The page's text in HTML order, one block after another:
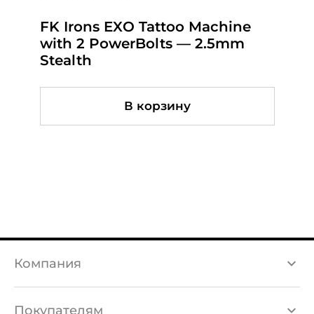
FK Irons EXO Tattoo Machine
with 2 PowerBolts — 2.5mm
Stealth
В корзину
DEFENDERR FENIX S PRO
BLACK
Подробнее
Cheyenne Thunder Red
Подробнее
Компания
Покупателям